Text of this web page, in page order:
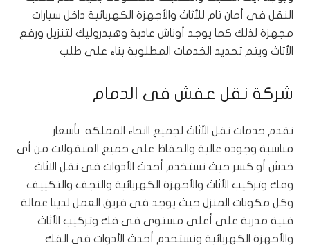
النقل فى أمان تام للأثاث والأجهزة الكهربائية داخل سيارات
مجهزة لذلك كما يوجد أوناش عادية وهيدروليك لتنزيل ورفع
الأثاث ويتم تحديد الخدمات المطلوبة بناء على طلب
شركة نقل عفش فى الدمام
نقدم خدمات نقل الأثاث لجميع اانحاء المملكه بأسعار
مناسبة وجوده عالية والحفاظ على جميع المنقولات من أى
خدش أو كسر حيث نستخدم أحدث الأدوات فى نقل الاثاث
وفك وتركيب الأثاث والأجهزة الكهربائية والنجف والتكييف
وكل مكونات المنزل حيث يوجد فى فريق العمل لدينا عمالة
فنية مدربة على أعلى مستوى فى فك وتركيب الأثاث
والأجهزة الكهربائية ونستخدم أحدث الأدوات فى الفك